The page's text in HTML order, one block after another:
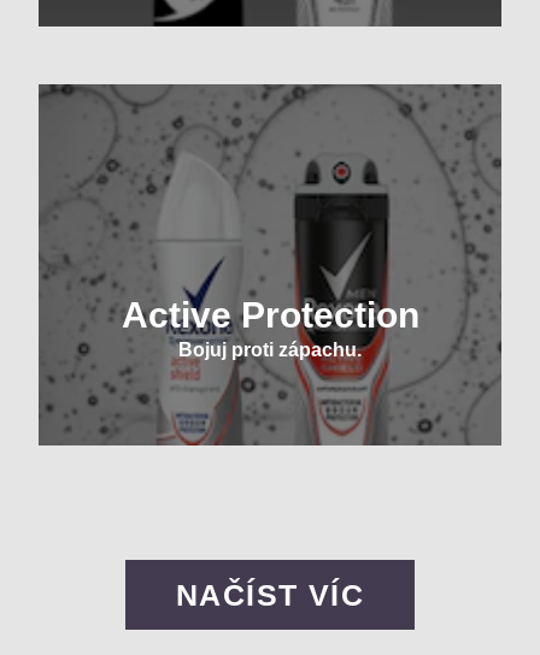
Active Protection
Bojuj proti zápachu.
NAČÍST VÍC